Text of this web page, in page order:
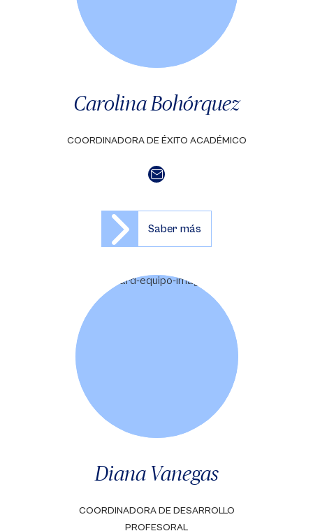
Carolina Bohórquez
COORDINADORA DE ÉXITO ACADÉMICO
Saber más
Diana Vanegas
COORDINADORA DE DESARROLLO
PROFESORAL